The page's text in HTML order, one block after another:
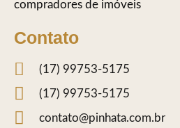
compradores de imóveis
Contato
(17) 99753-5175
(17) 99753-5175
contato@pinhata.com.br